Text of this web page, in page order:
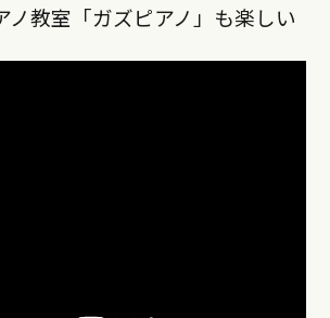
ノ教室「ガズピアノ」も楽しい